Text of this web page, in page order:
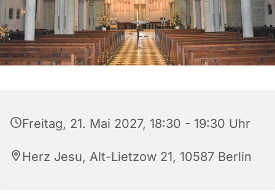
Freitag, 21. Mai 2027, 18:30 - 19:30 Uhr
Herz Jesu, Alt-Lietzow 21, 10587 Berlin